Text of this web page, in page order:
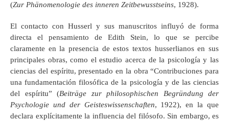
(Zur Phänomenologie des inneren Zeitbewusstseins, 1928).
El contacto con Husserl y sus manuscritos influyó de forma
directa el pensamiento de Edith Stein, lo que se percibe
claramente en la presencia de estos textos husserlianos en sus
principales obras, como el estudio acerca de la psicología y las
ciencias del espíritu, presentado en la obra “Contribuciones para
una fundamentación filosófica de la psicología y de las ciencias
del espíritu” (Beiträge zur philosophischen Begründung der
Psychologie und der Geisteswissenschaften, 1922), en la que
declara explícitamente la influencia del filósofo. Sin embargo, es